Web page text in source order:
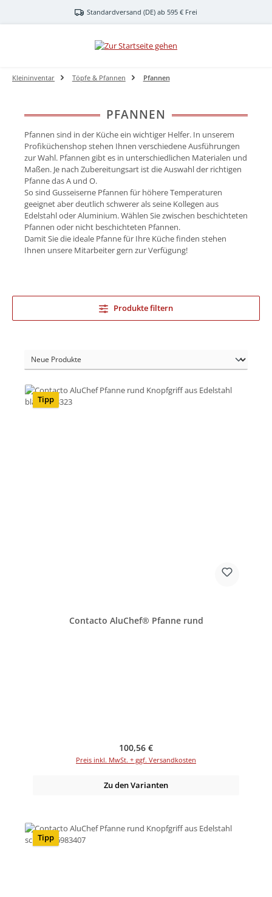
Zum Hauptinhalt springenStandardversand (DE) ab 595 € Frei
Kleininventar Töpfe & Pfannen Pfannen
PFANNEN
Pfannen sind in der Küche ein wichtiger Helfer. In unserem
Profiküchenshop stehen Ihnen verschiedene Ausführungen
zur Wahl. Pfannen gibt es in unterschiedlichen Materialen und
Maßen. Je nach Zubereitungsart ist die Auswahl der richtigen
Pfanne das A und O.
So sind Gusseiserne Pfannen für höhere Temperaturen
geeignet aber deutlich schwerer als seine Kollegen aus
Edelstahl oder Aluminium. Wählen Sie zwischen beschichteten
Pfannen oder nicht beschichteten Pfannen.
Damit Sie die ideale Pfanne für Ihre Küche finden stehen
Ihnen unsere Mitarbeiter gern zur Verfügung!
Produkte filtern
Tipp
Contacto AluChef® Pfanne rund
Regulärer Preis:
100,56 €
Preis inkl. MwSt. + ggf. Versandkosten
Zu den Varianten
Tipp